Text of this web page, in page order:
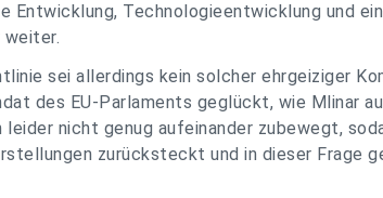
Technologieentwicklung und
weiter.
sei allerdings kein solcher ehrgeiziger
des EU-Parlaments geglückt, wie Mlinar
leider nicht genug aufeinander zubewegt,
zurücksteckt und in dieser Frage